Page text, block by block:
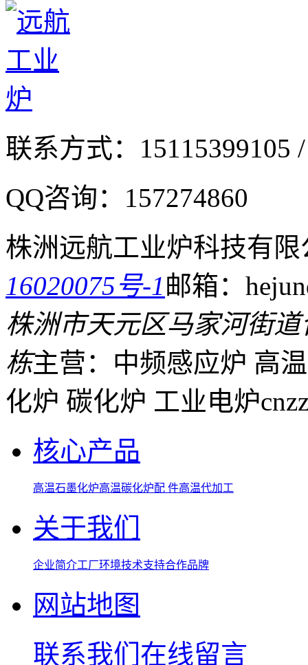
联系方式： 15115399105
QQ咨询： 157274860
株洲远航工业炉科技有限
16020075号-1邮箱：
株洲市天元区马家河街
栋主营：中频感应炉 高
化炉 碳化炉 工业电炉
核心产品
高温石墨化炉高温碳化炉配 件高温代加工
关于我们
企业简介工厂环境技术支持合作品牌
网站地图
联系我们 在线留言